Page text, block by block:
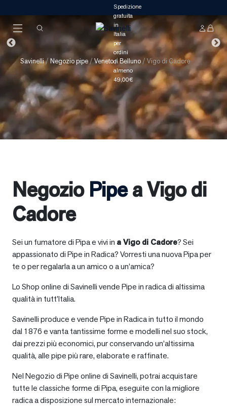
Savinelli/ Negozio pipe/Veneto/Belluno / Vigo di Cadore
Negozio Pipea Vigo di
Cadore
Sei un fumatore di Pipa e vivi in aVigo di Cadore? Sei
appassionato di Pipe in Radica? Vorresti una nuova Pipa per
te o per regalarla a un amico o a un’amica?
Lo Shop online di Savinelli vende Pipe in radica di altissima
qualità in tutt’Italia.
Savinelli produce e vende Pipe in Radica in tutto il mondo
dal 1876 e vanta tantissime forme e modelli nel suo stock,
dai prezzi più economici, pur conservando un’altissima
qualità, alle pipe più rare, elaborate e raffinate.
Nel Negozio di Pipe online di Savinelli, potrai acquistare
tutte le classiche forme di Pipa, eseguite con la migliore
radica a disposizione sul mercato internazionale: